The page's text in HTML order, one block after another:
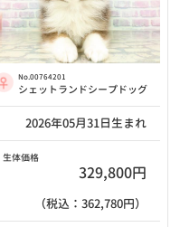
No.00764201
シェットランドシープドッグ
2026年05月31日生まれ
生体価格
329,800円
（税込：362,780円）